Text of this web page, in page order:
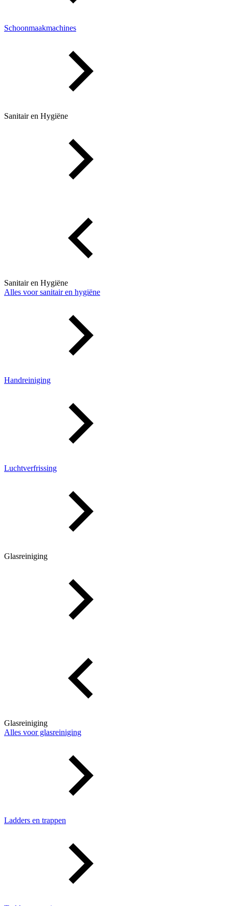
Schoonmaakmachines
Sanitair en Hygiëne
Sanitair en Hygiëne
Alles voor sanitair en hygiëne
Handreiniging
Luchtverfrissing
Glasreiniging
Glasreiniging
Alles voor glasreiniging
Ladders en trappen